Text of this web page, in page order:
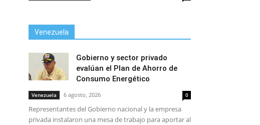
Venezuela
Gobierno y sector privado
evalúan el Plan de Ahorro de
Consumo Energético
Venezuela 6 agosto, 2026 0
Representantes del Gobierno nacional y la empresa
privada instalaron una mesa de trabajo para aportar al